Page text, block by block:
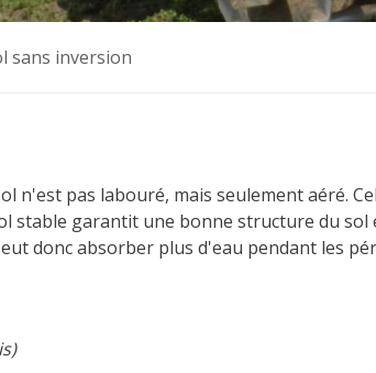
sans inversion
n'est pas labouré, mais seulement aéré.
stable garantit une bonne structure du
donc absorber plus d'eau pendant les